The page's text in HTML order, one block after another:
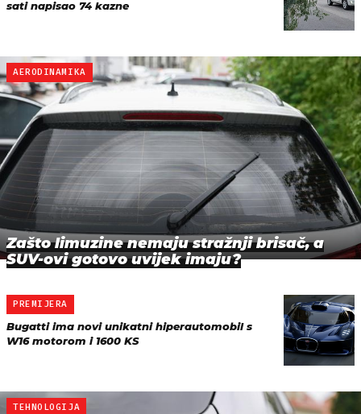
sati napisao 74 kazne
AERODINAMIKA
Zašto limuzine nemaju stražnji brisač, a
SUV-ovi gotovo uvijek imaju?
PREMIJERA
Bugatti ima novi unikatni hiperautomobil s
W16 motorom i 1600 KS
TEHNOLOGIJA